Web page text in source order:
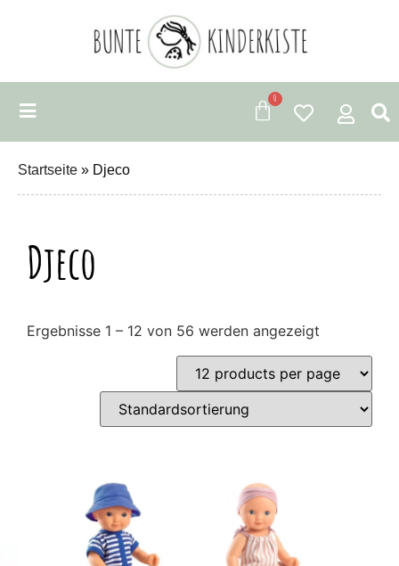
0
Startseite » Djeco
Djeco
Ergebnisse 1 – 12 von 56 werden angezeigt